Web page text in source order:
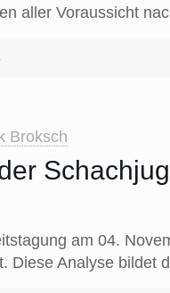
aller Voraussicht
Broksch
am 04.
Diese Analyse bildet